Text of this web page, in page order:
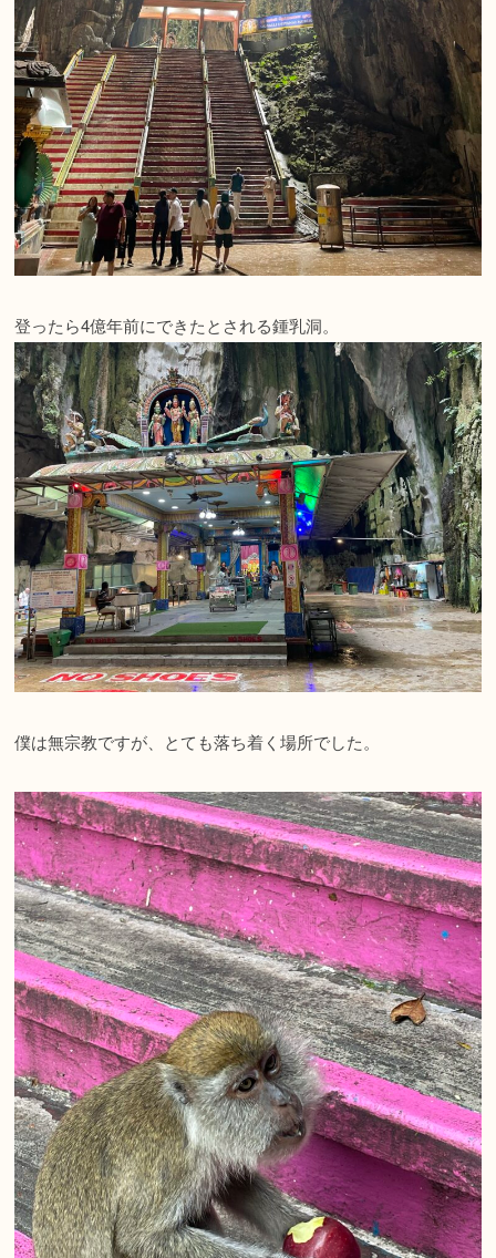
登ったら4億年前にできたとされる鍾乳洞。
僕は無宗教ですが、とても落ち着く場所でした。